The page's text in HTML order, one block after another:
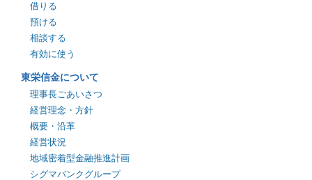
借りる
預ける
相談する
有効に使う
東栄信金について
理事長ごあいさつ
経営理念・方針
概要・沿革
経営状況
地域密着型金融推進計画
シグマバンクグループ